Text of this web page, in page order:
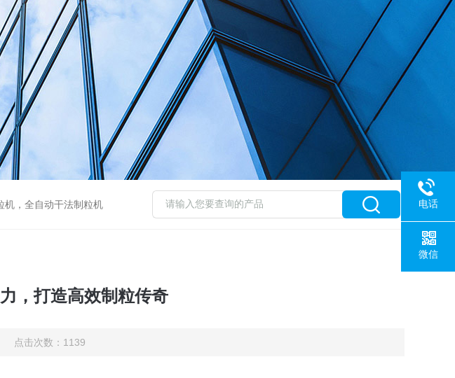
机，全自动干法制粒机
，打造高效制粒传奇
点击次数：1139
电话
微信